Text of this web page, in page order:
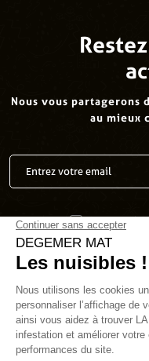
Nous vous
au mieux
J’accepte la